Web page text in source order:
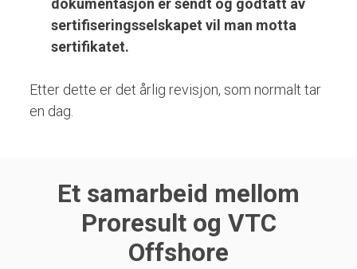
dokumentasjon er sendt og godtatt av
sertifiseringsselskapet vil man motta
sertifikatet.
Etter dette er det årlig revisjon, som normalt tar
en dag.
Et samarbeid mellom
Proresult og VTC
Offshore